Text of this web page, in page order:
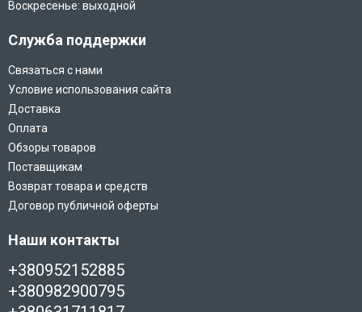
Воскресенье: выходной
Служба поддержки
Связаться с нами
Условие использования сайта
Доставка
Оплата
Обзоры товаров
Поставщикам
Возврат товара и средств
Договор публичной оферты
Наши контакты
+380952152885
+380982900795